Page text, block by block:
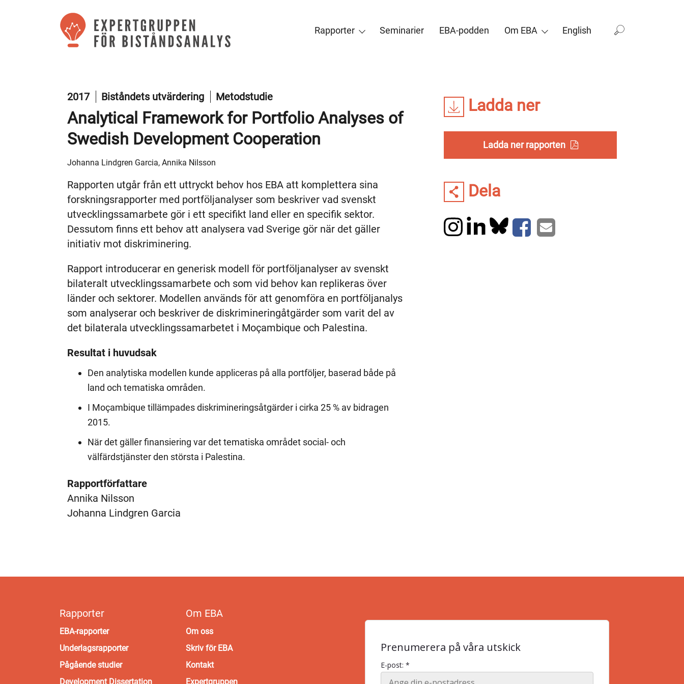
Rapporter Seminarier EBA-podden Om EBA English
Ladda ner
Ladda ner rapporten
Dela
2017 Biståndets utvärdering Metodstudie
Analytical Framework for Portfolio Analyses of
Swedish Development Cooperation
Johanna Lindgren Garcia, Annika Nilsson
Rapporten utgår från ett uttryckt behov hos EBA att komplettera sina
forskningsrapporter med portföljanalyser som beskriver vad svenskt
utvecklingssamarbete gör i ett specifikt land eller en specifik sektor.
Dessutom finns ett behov att analysera vad Sverige gör när det gäller
initiativ mot diskriminering.
Rapport introducerar en generisk modell för portföljanalyser av svenskt
bilateralt utvecklingssamarbete och som vid behov kan replikeras över
länder och sektorer. Modellen används för att genomföra en portföljanalys
som analyserar och beskriver de diskrimineringåtgärder som varit del av
det bilaterala utvecklingssamarbetet i Moçambique och Palestina.
Resultat i huvudsak
Den analytiska modellen kunde appliceras på alla portföljer, baserad både på
land och tematiska områden.
I Moçambique tillämpades diskrimineringsåtgärder i cirka 25 % av bidragen
2015.
När det gäller finansiering var det tematiska området social- och
välfärdstjänster den största i Palestina.
Rapportförfattare
Annika Nilsson
Johanna Lindgren Garcia
Rapporter
EBA-rapporter
Underlagsrapporter
Pågående studier
Development Dissertation
Om EBA
Om oss
Skriv för EBA
Kontakt
Expertgruppen
Prenumerera på våra utskick
E-post: *